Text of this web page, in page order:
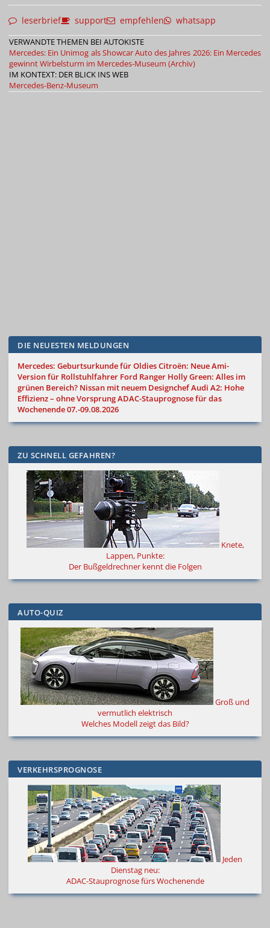
leserbrief support empfehlen whatsapp
VERWANDTE THEMEN BEI AUTOKISTE
Mercedes: Ein Unimog als ShowcarAuto des Jahres 2026: Ein Mercedes
gewinntWirbelsturm im Mercedes-Museum (Archiv)
IM KONTEXT: DER BLICK INS WEB
Mercedes-Benz-Museum
DIE NEUESTEN MELDUNGEN
Mercedes: Geburtsurkunde für OldiesCitroën: Neue Ami-
Version für Rollstuhlfahrer Ford Ranger Holly Green: Alles im
grünen Bereich? Nissan mit neuem DesignchefAudi A2: Hohe
Effizienz – ohne VorsprungADAC-Stauprognose für das
Wochenende 07.-09.08.2026
ZU SCHNELL GEFAHREN?
Knete,
Lappen, Punkte:
Der Bußgeldrechner kennt die Folgen
AUTO-QUIZ
Groß und
vermutlich elektrisch
Welches Modell zeigt das Bild?
VERKEHRSPROGNOSE
Jeden
Dienstag neu:
ADAC-Stauprognose fürs Wochenende